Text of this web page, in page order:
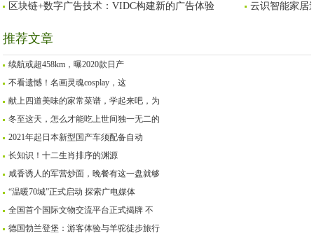
区块链+数字广告技术：VIDC构建新的广告体验 云识智能家居
推荐文章
续航或超458km，曝2020款日产
不看遗憾！名画灵魂cosplay，这
献上四道美味的家常菜谱，学起来吧，为
冬至这天，怎么才能吃上世间独一无二的
2021年起日本新型国产车须配备自动
长知识！十二生肖排序的渊源
咸香诱人的军营炒面，晚餐有这一盘就够
“温暖70城”正式启动 探索广电媒体
全国首个国际文物交流平台正式揭牌 不
德国勃兰登堡：游客体验与羊驼徒步旅行